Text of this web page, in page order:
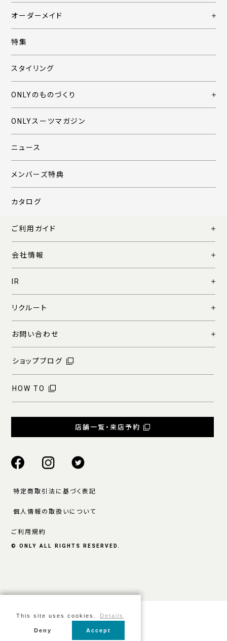
オーダーメイド
特集
スタイリング
ONLYのものづくり
ONLYスーツマガジン
ニュース
メンバーズ特典
カタログ
ご利用ガイド
会社情報
IR
リクルート
お問い合わせ
ショップブログ
HOW TO
店舗一覧・来店予約
特定商取引法に基づく表記
個人情報の取扱いについて
ご利用規約
© ONLY ALL RIGHTS RESERVED.
This site uses cookies. Details
Deny Accept